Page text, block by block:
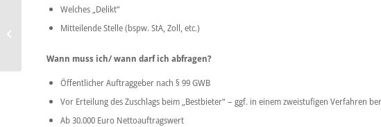
Welches „Delikt“
Mitteilende Stelle (bspw. StA, Zoll, etc.)
Wann muss ich/ wann darf ich abfragen?
Öffentlicher Auftraggeber nach § 99 GWB
Vor Erteilung des Zuschlags beim „Bestbieter“ – ggf. in einem zweistufigen Verfahren
Ab 30.000 Euro Nettoauftragswert
Zeitenwende! Betrieb
einer Kindertagesstätte
unterfällt...